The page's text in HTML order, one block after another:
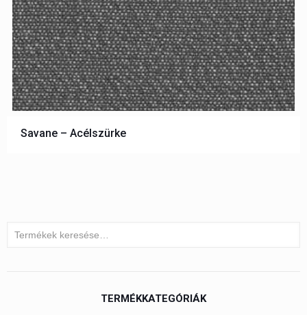
Savane – Acélszürke
TERMÉKKATEGÓRIÁK